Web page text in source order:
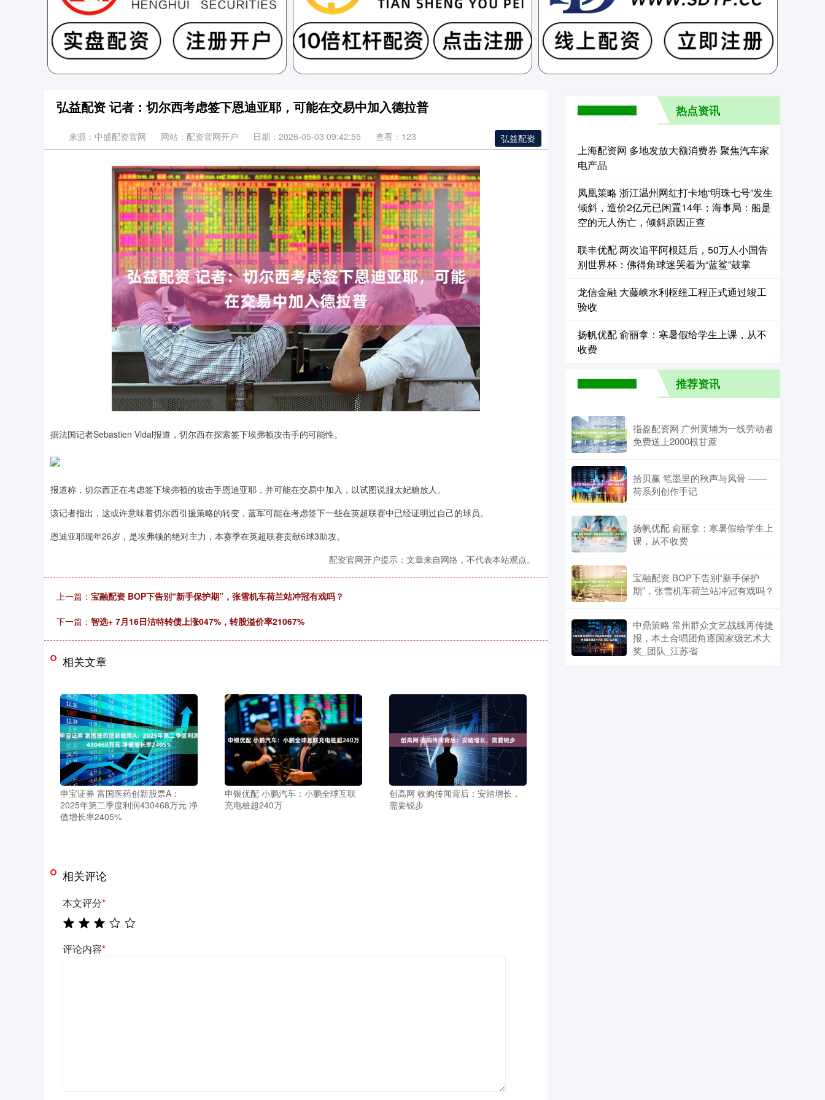
弘益配资 记者：切尔西考虑签下恩迪亚耶，可能在交易中加入德拉普
弘益配资
来源：中盛配资官网 网站：配资官网开户 日期：2026-05-03 09:42:55 查看：123
据法国记者Sebastien Vidal报道，切尔西在探索签下埃弗顿攻击手的可能性。
报道称，切尔西正在考虑签下埃弗顿的攻击手恩迪亚耶，并可能在交易中加入，以试图说服太妃糖放人。
该记者指出，这或许意味着切尔西引援策略的转变，蓝军可能在考虑签下一些在英超联赛中已经证明过自己的球员。
恩迪亚耶现年26岁，是埃弗顿的绝对主力，本赛季在英超联赛贡献6球3助攻。
配资官网开户提示：文章来自网络，不代表本站观点。
上一篇： 宝融配资 BOP下告别“新手保护期”，张雪机车荷兰站冲冠有戏吗？
下一篇： 智选+ 7月16日洁特转债上涨047%，转股溢价率21067%
相关文章
申宝证券 富国医药创新股票A：
2025年第二季度利润430468万元 净
值增长率2405%
申银优配 小鹏汽车：小鹏全球互联
充电桩超240万
创高网 收购传闻背后：安踏增长，
需要锐步
相关评论
本文评分*
评论内容*
热点资讯
上海配资网 多地发放大额消费券 聚焦汽车家
电产品
凤凰策略 浙江温州网红打卡地“明珠七号”发生
倾斜，造价2亿元已闲置14年；海事局：船是
空的无人伤亡，倾斜原因正查
联丰优配 两次追平阿根廷后，50万人小国告
别世界杯：佛得角球迷哭着为“蓝鲨”鼓掌
龙信金融 大藤峡水利枢纽工程正式通过竣工
验收
扬帆优配 俞丽拿：寒暑假给学生上课，从不
收费
推荐资讯
指盈配资网 广州黄埔为一线劳动者
免费送上2000根甘蔗
拾贝赢 笔墨里的秋声与风骨 ——
荷系列创作手记
扬帆优配 俞丽拿：寒暑假给学生上
课，从不收费
宝融配资 BOP下告别“新手保护
期”，张雪机车荷兰站冲冠有戏吗？
中鼎策略 常州群众文艺战线再传捷
报，本土合唱团角逐国家级艺术大
奖_团队_江苏省